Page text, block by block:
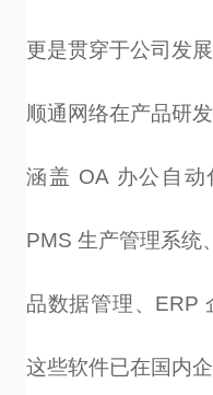
更是贯穿于公司发
顺通网络在产品研
涵盖 OA 办公自动
PMS 生产管理系统
品数据管理、 ERP
这些软件已在国内